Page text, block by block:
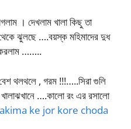
। দেখলাম খালা কিছু তা
ঝুলছে ….বয়স্ক মহিমাদের দুধ
……..
থলথলে , গরম !!!…..সিরা গুলি
….কালো রং এর রসালো
ke jor kore choda